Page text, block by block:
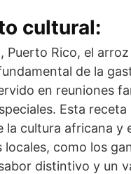
cultural:
Puerto Rico, el
de la
en reuniones
Esta receta
la cultura africana y
locales, como los
distintivo y un